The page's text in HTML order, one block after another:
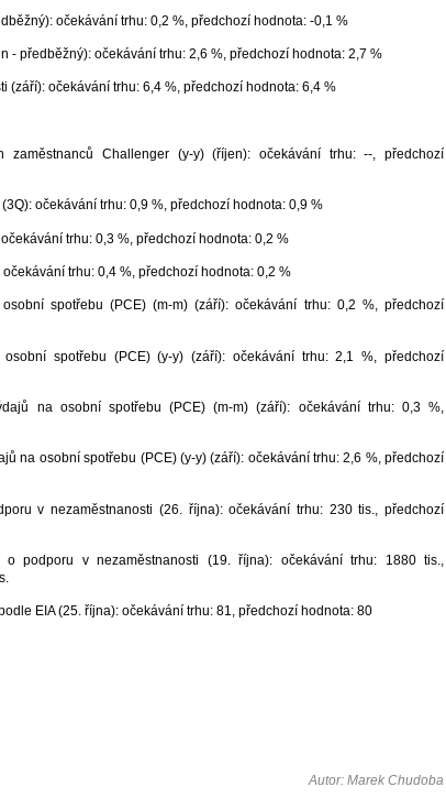
očekávání trhu: 0,2 %, předchozí hodnota: -0,1 %
- předběžný): očekávání trhu: 2,6 %, předchozí hodnota: 2,7 %
(září): očekávání trhu: 6,4 %, předchozí hodnota: 6,4 %
zaměstnanců Challenger (y-y) (říjen): očekávání trhu: --, předchozí
očekávání trhu: 0,9 %, předchozí hodnota: 0,9 %
trhu: 0,3 %, předchozí hodnota: 0,2 %
trhu: 0,4 %, předchozí hodnota: 0,2 %
spotřebu (PCE) (m-m) (září): očekávání trhu: 0,2 %, předchozí
spotřebu (PCE) (y-y) (září): očekávání trhu: 2,1 %, předchozí
na osobní spotřebu (PCE) (m-m) (září): očekávání trhu: 0,3 %,
na osobní spotřebu (PCE) (y-y) (září): očekávání trhu: 2,6 %, předchozí
v nezaměstnanosti (26. října): očekávání trhu: 230 tis., předchozí
o podporu v nezaměstnanosti (19. října): očekávání trhu: 1880 tis.,
EIA (25. října): očekávání trhu: 81, předchozí hodnota: 80
Autor: Marek Chudoba